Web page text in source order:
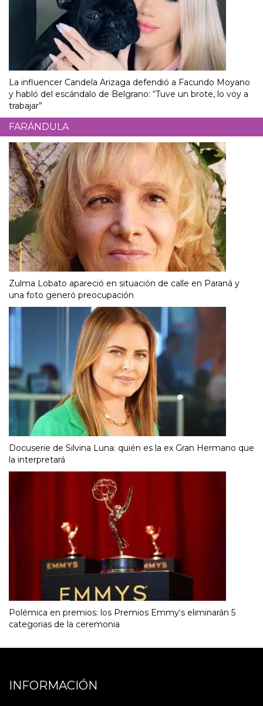
La influencer Candela Arizaga defendió a Facundo Moyano
y habló del escándalo de Belgrano: “Tuve un brote, lo voy a
trabajar”
FARÁNDULA
Zulma Lobato apareció en situación de calle en Paraná y
una foto generó preocupación
Docuserie de Silvina Luna: quién es la ex Gran Hermano que
la interpretará
Polémica en premios: los Premios Emmy‘s eliminarán 5
categorias de la ceremonia
INFORMACIÓN